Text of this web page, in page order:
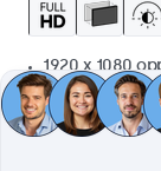
1920 x 1080
HDMI (inngang
Montering:
Ytre mål: 511 x